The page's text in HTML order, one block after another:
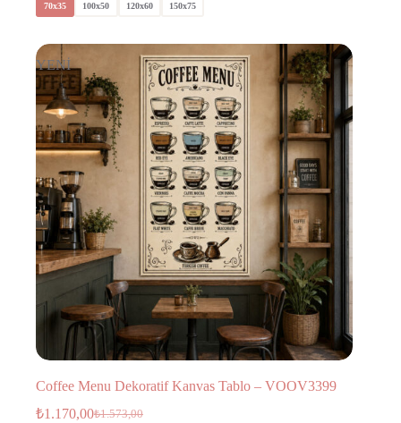
70x35 100x50 120x60 150x75
YENİ
Coffee Menu Dekoratif Kanvas Tablo – VOOV3399
₺1.573,00
₺1.170,00